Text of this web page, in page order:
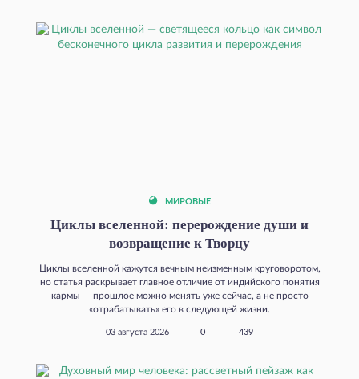
МИРОВЫЕ
Циклы вселенной: перерождение души и
возвращение к Творцу
Циклы вселенной кажутся вечным неизменным круговоротом,
но статья раскрывает главное отличие от индийского понятия
кармы — прошлое можно менять уже сейчас, а не просто
«отрабатывать» его в следующей жизни.
03 августа 2026 0 439